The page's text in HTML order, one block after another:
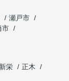
瀬戸市
市
新栄
正木